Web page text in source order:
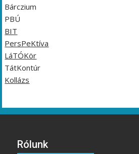
Bárczium
PBÚ
BIT
PersPeKtíva
LáTÓKör
TátKontúr
Kollázs
Rólunk